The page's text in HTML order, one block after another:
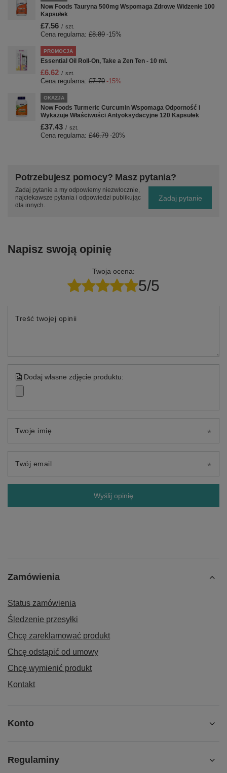
Now Foods Tauryna 500mg Wspomaga Zdrowe Widzenie 100
Kapsułek
£7.56 / szt.
Cena regularna: £8.89 -15%
PROMOCJA
Essential Oil Roll-On, Take a Zen Ten - 10 ml.
£6.62 / szt.
Cena regularna: £7.79 -15%
OKAZJA
Now Foods Turmeric Curcumin Wspomaga Odporność i
Wykazuje Właściwości Antyoksydacyjne 120 Kapsułek
£37.43 / szt.
Cena regularna: £46.79 -20%
Potrzebujesz pomocy? Masz pytania?
Zadaj pytanie a my odpowiemy niezwłocznie,
najciekawsze pytania i odpowiedzi publikując
dla innych.
Zadaj pytanie
Napisz swoją opinię
Twoja ocena:
5/5
Treść twojej opinii
Dodaj własne zdjęcie produktu:
Twoje imię
Twój email
Wyślij opinię
Zamówienia
Status zamówienia
Śledzenie przesyłki
Chcę zareklamować produkt
Chcę odstąpić od umowy
Chcę wymienić produkt
Kontakt
Konto
Regulaminy